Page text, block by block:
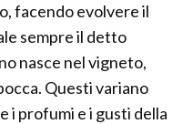
facendo evolvere il
sempre il detto
nasce nel vigneto,
Questi variano
i profumi e i gusti della